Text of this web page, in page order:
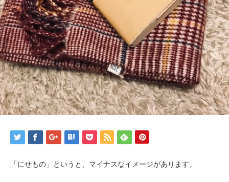
「にせもの」というと、マイナスなイメージがあります。